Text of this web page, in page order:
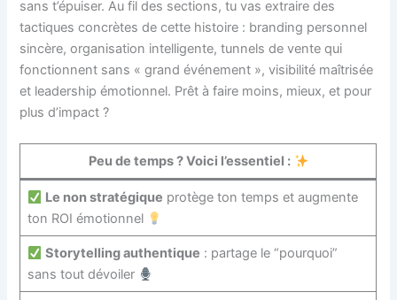
sans t’épuiser. Au fil des sections, tu vas extraire des
tactiques concrètes de cette histoire : branding personnel
sincère, organisation intelligente, tunnels de vente qui
fonctionnent sans « grand événement », visibilité maîtrisée
et leadership émotionnel. Prêt à faire moins, mieux, et pour
plus d’impact ?
Peu de temps ? Voici l’essentiel :
Le non stratégique protège ton temps et augmente
ton ROI émotionnel
Storytelling authentique : partage le “pourquoi”
sans tout dévoiler